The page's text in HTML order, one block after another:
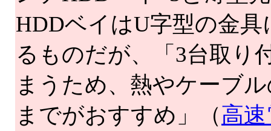
HDDベイはU字型の金
るものだが、「3台取り
まうため、熱やケーブ
までがおすすめ」（高